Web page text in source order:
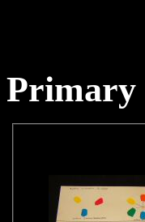
Primary